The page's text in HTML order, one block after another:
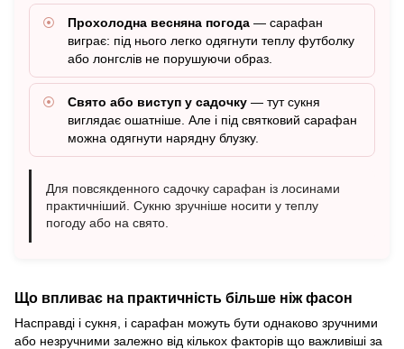
Прохолодна весняна погода — сарафан
виграє: під нього легко одягнути теплу футболку
або лонгслів не порушуючи образ.
Свято або виступ у садочку — тут сукня
виглядає ошатніше. Але і під святковий сарафан
можна одягнути нарядну блузку.
Для повсякденного садочку сарафан із лосинами
практичніший. Сукню зручніше носити у теплу
погоду або на свято.
Що впливає на практичність більше ніж фасон
Насправді і сукня, і сарафан можуть бути однаково зручними
або незручними залежно від кількох факторів що важливіші за